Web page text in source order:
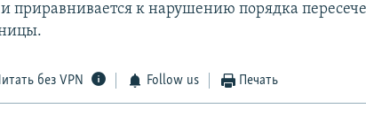
приравнивается к нарушению порядка
без VPN Follow us Печать